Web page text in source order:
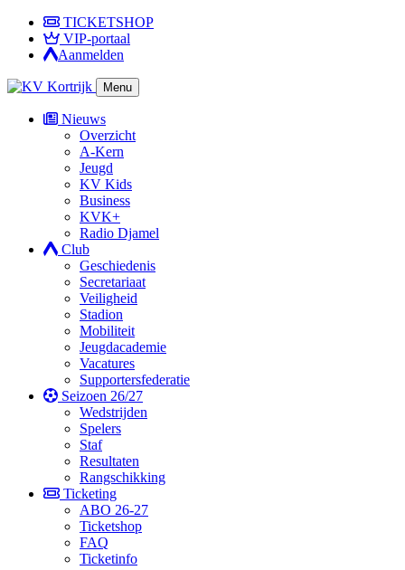
TICKETSHOP
VIP-portaal
Aanmelden
Menu
Nieuws
Overzicht
A-Kern
Jeugd
KV Kids
Business
KVK+
Radio Djamel
Club
Geschiedenis
Secretariaat
Veiligheid
Stadion
Mobiliteit
Jeugdacademie
Vacatures
Supportersfederatie
Seizoen 26/27
Wedstrijden
Spelers
Staf
Resultaten
Rangschikking
Ticketing
ABO 26-27
Ticketshop
FAQ
Ticketinfo